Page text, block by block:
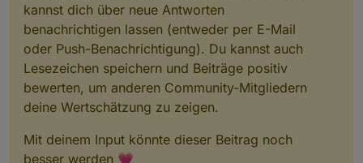
kannst dich über neue Antworten
benachrichtigen lassen (entweder per E-Mail
oder Push-Benachrichtigung). Du kannst auch
Lesezeichen speichern und Beiträge positiv
bewerten, um anderen Community-Mitgliedern
deine Wertschätzung zu zeigen.
Mit deinem Input könnte dieser Beitrag noch
besser werden 💗